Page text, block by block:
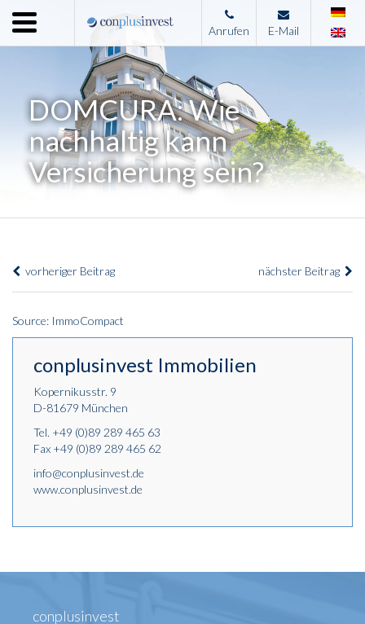
Menu
Home
Unternehmen
Leistungen
Immobilienangebote
News
Impressum
Anrufen E-Mail
DOMCURA: Wie
nachhaltig kann
Versicherung sein?
vorheriger Beitrag nächster Beitrag
Source: ImmoCompact
conplusinvest Immobilien
Kopernikusstr. 9
D-81679 München
Tel. +49 (0)89 289 465 63
Fax +49 (0)89 289 465 62
info@conplusinvest.de
www.conplusinvest.de
conplusinvest